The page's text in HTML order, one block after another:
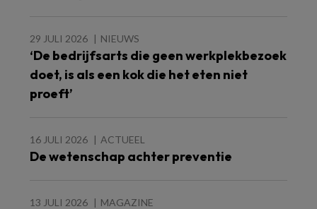
29 JULI 2026 NIEUWS
‘De bedrijfsarts die geen werkplekbezoek
doet, is als een kok die het eten niet
proeft’
16 JULI 2026 ACTUEEL
De wetenschap achter preventie
13 JULI 2026 MAGAZINE